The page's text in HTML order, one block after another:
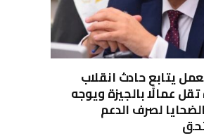
يتابع حادث انقلاب
عمالًا بالجيزة ويوجه
لصرف الدعم